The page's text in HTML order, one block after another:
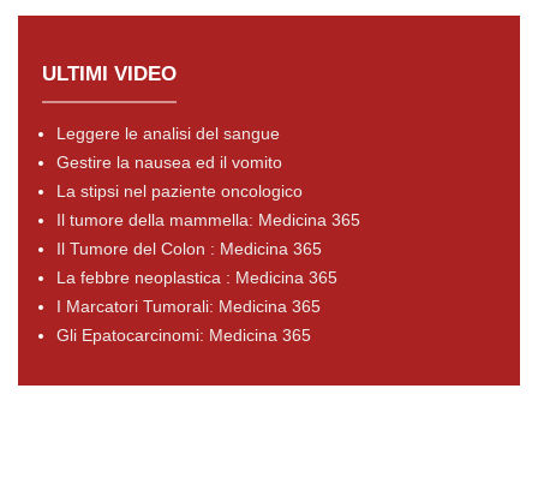
ULTIMI VIDEO
Leggere le analisi del sangue
Gestire la nausea ed il vomito
La stipsi nel paziente oncologico
Il tumore della mammella: Medicina 365
Il Tumore del Colon : Medicina 365
La febbre neoplastica : Medicina 365
I Marcatori Tumorali: Medicina 365
Gli Epatocarcinomi: Medicina 365